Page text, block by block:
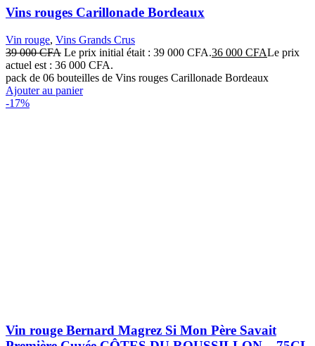
Vins rouges Carillonade Bordeaux
Vin rouge, Vins Grands Crus
39 000CFA Le prix initial était : 39 000 CFA.36 000 CFALe prix
actuel est : 36 000 CFA.
pack de 06 bouteilles de Vins rouges Carillonade Bordeaux
Ajouter au panier
-17%
Vin rouge Bernard Magrez Si Mon Père Savait